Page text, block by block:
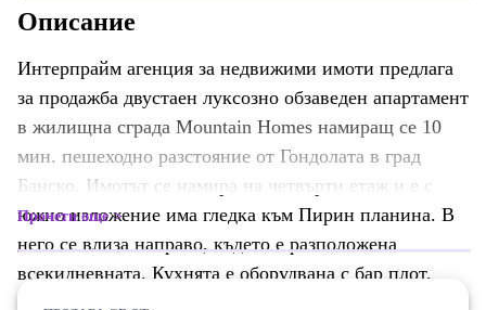
Описание
Интерпрайм агенция за недвижими имоти предлага
за продажба двустаен луксозно обзаведен апартамент
в жилищна сграда Mountain Homes намиращ се 10
мин. пешеходно разстояние от Гондолата в град
Банско. Имотът се намира на четвърти етаж и е с
южно изложение има гледка към Пирин планина. В
него се влиза направо, където е разположена
всекидневната. Кухнята е оборудвана с бар плот,
Прочети още